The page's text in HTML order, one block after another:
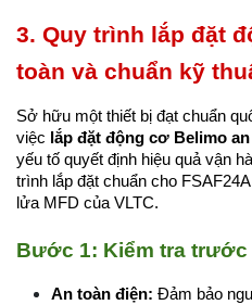
3. Quy trình lắp đặt
toàn và chuẩn kỹ
Sở hữu một thiết bị đạt chuẩn
việc lắp đặt động cơ Belimo
yếu tố quyết định hiệu quả vận
trình lắp đặt chuẩn cho
lửa MFD của VLTC.
Bước 1: Kiểm tra trước
An toàn điện: Đảm bảo